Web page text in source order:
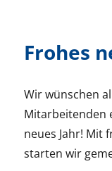
Frohes
Wir wünschen
Mitarbeitenden
neues Jahr! Mit
starten wir